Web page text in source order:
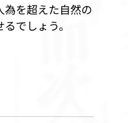
を超えた自然の
でしょう。